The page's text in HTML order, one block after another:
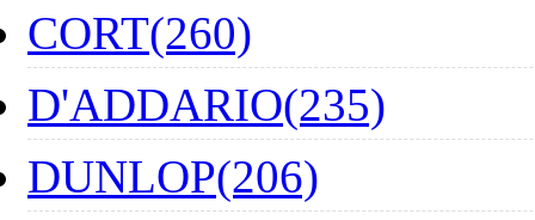
CORT(260)
D'ADDARIO(235)
DUNLOP(206)